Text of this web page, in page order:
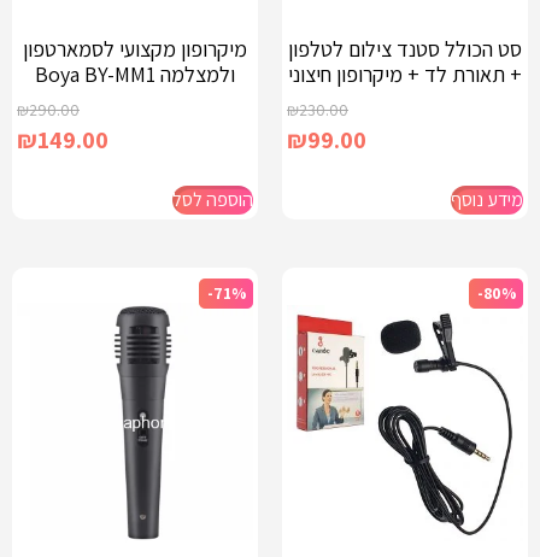
סט הכולל סטנד צילום לטלפון
+ תאורת לד + מיקרופון חיצוני
₪230.00
₪99.00
מידע נוסף
מיקרופון מקצועי לסמארטפון
ולמצלמה Boya BY-MM1
₪290.00
₪149.00
הוספה לסל
-80%
-71%